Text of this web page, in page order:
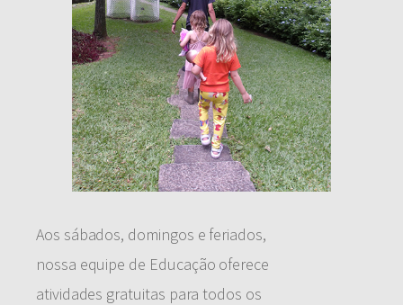
Aos sábados, domingos e feriados,
nossa equipe de Educação oferece
atividades gratuitas para todos os